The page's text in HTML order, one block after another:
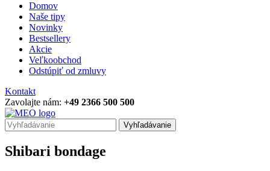
Domov
Naše tipy
Novinky
Bestsellery
Akcie
Veľkoobchod
Odstúpiť od zmluvy
Kontakt
Zavolajte nám: +49 2366 500 500
Vyhľadávanie
Shibari bondage